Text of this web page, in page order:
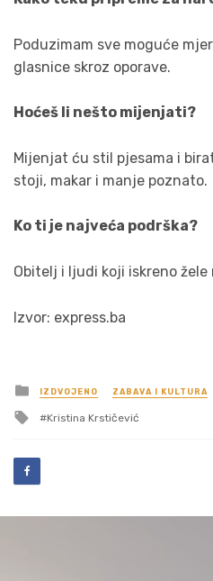
Poduzimam sve moguće
glasnice skroz oporave.
Hoćeš li nešto mijenjati?
Mijenjat ću stil pjesama i
stoji, makar i manje poznato.
Ko ti je najveća podrška?
Obitelj i ljudi koji iskreno žele
Izvor: express.ba
Posted
in
IZDVOJENO ZABAVA I KULTURA
Tagged
Kristina Krstičević